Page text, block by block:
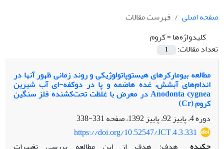
صفحه اصلی
فهرست مقالات
کلیدواژه‌ها =کروم
تعداد مقالات:
1
مطالعه بیومارکرهای هیستوپاتولوژیکی و روند زمانی ظهور آن‏ها در
اندام‌های آبشش، غده هاضمه و پا در دوکفه-ای آب شیرین
Anodonta cygnea در معرض با غلظت‌ تحت‌کشنده فلز سنگین
کروم (Cr)
دوره 4، پاییز 92، پاییز 1392، صفحه
331-338
https://doi.org/10.52547/JCT.4.3.331